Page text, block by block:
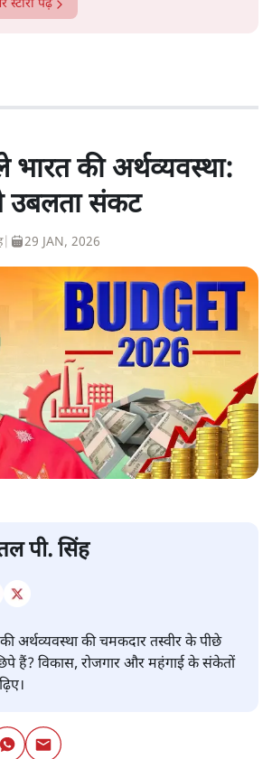
स्टोरी पढ़ें
की अर्थव्यवस्था:
उबलता संकट
| 29 JAN, 2026
पी. सिंह
अर्थव्यवस्था की चमकदार तस्वीर के पीछे
हैं? विकास, रोजगार और महंगाई के संकेतों